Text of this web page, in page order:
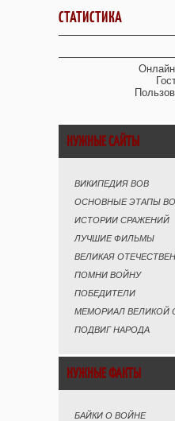
СТАТИСТИКА
НУЖНЫЕ САЙТЫ
ВИКИПЕДИЯ ВОВ
ОСНОВНЫЕ ЭТАПЫ
ИСТОРИИ СРАЖЕНИЙ
ЛУЧШИЕ ФИЛЬМЫ
ВЕЛИКАЯ
ПОМНИ ВОЙНУ
ПОБЕДИТЕЛИ
МЕМОРИАЛ ВЕЛИКОЙ
ПОДВИГ НАРОДА
НУЖНЫЕ ФАКТЫ
БАЙКИ О ВОЙНЕ